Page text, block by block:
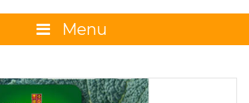
Menu
La boutique